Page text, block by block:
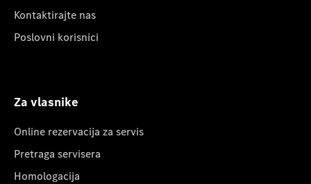
Kontaktirajte nas
Poslovni korisnici
Za vlasnike
Online rezervacija za servis
Pretraga servisera
Homologacija